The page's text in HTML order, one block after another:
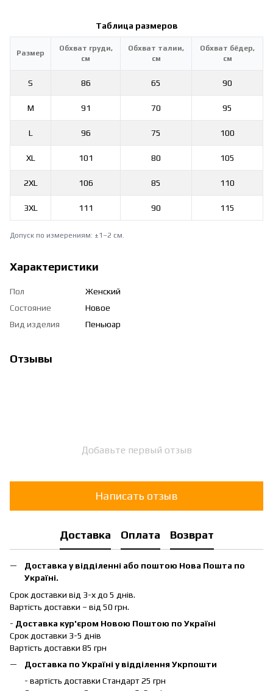
Таблица размеров
Размер
Обхват груди,
см
Обхват талии,
см
Обхват бёдер,
см
S 86 65 90
M 91 70 95
L 96 75 100
XL 101 80 105
2XL 106 85 110
3XL 111 90 115
Допуск по измерениям: ±1–2 см.
Характеристики
Пол
Женский
Состояние
Новое
Вид изделия
Пеньюар
Отзывы
Добавьте первый отзыв
Написать отзыв
Доставка Оплата Возврат
Доставка у відділенні або поштою Нова Пошта по
Україні.
Срок доставки від 3-х до 5 днів.
Вартість доставки – від 50 грн.
- Доставка кур'єром Новою Поштою по Україні
Срок доставки 3-5 днів
Вартість доставки 85 грн
Доставка по Україні у відділення Укрпошти
- вартість доставки Стандарт 25 грн